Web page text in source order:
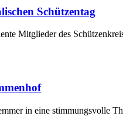
Schützentag
Mitglieder des
in eine stimmungsvolle